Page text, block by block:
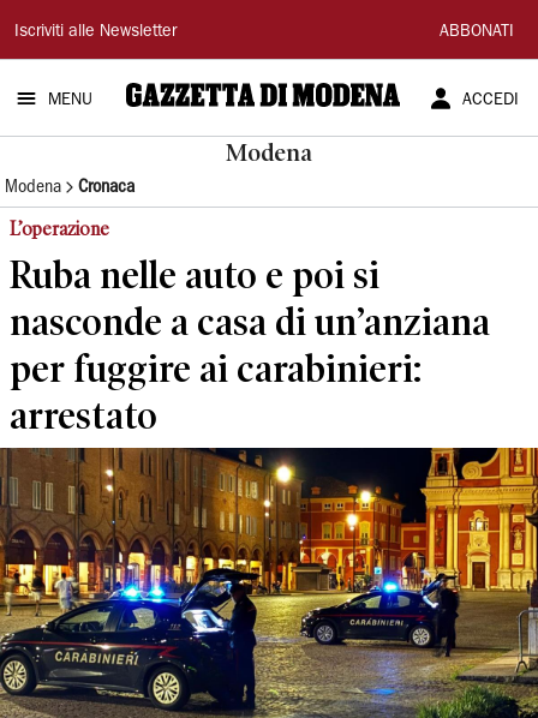
Gazzetta
di
Modena
Iscriviti alle Newsletter ABBONATI
MENU ACCEDI
Modena
Modena Cronaca
L’operazione
Ruba nelle auto e poi si
nasconde a casa di un’anziana
per fuggire ai carabinieri:
arrestato